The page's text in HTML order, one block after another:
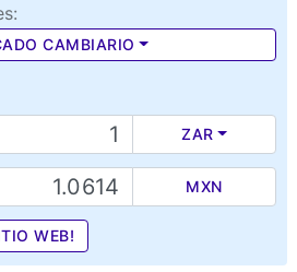
CAMBIARIO
ZAR
MXN
WEB!